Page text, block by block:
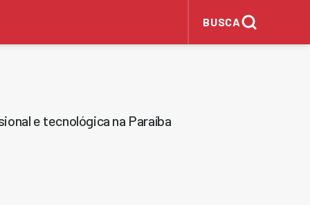
BUSCA
e tecnológica na Paraíba